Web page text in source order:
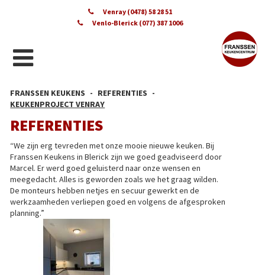
Venray (0478) 58 28 51
Venlo-Blerick (077) 387 1006
FRANSSEN KEUKENS
REFERENTIES
KEUKENPROJECT VENRAY
REFERENTIES
“We zijn erg tevreden met onze mooie nieuwe keuken. Bij
Franssen Keukens in Blerick zijn we goed geadviseerd door
Marcel. Er werd goed geluisterd naar onze wensen en
meegedacht. Alles is geworden zoals we het graag wilden.
De monteurs hebben netjes en secuur gewerkt en de
werkzaamheden verliepen goed en volgens de afgesproken
planning.”